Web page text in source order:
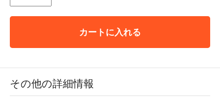
カートに入れる
その他の詳細情報